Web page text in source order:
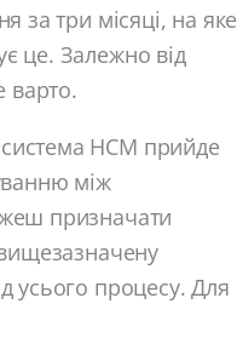
за три місяці, на яке
це. Залежно від
варто.
HCM прийде
між
призначати
усього процесу. Для